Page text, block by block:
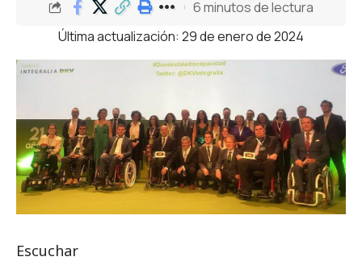
Última actualización: 29 de enero de 2024
6 minutos de lectura
Escuchar